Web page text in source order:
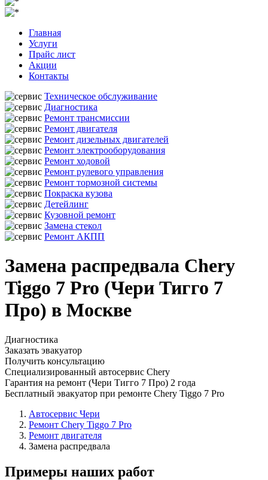
Главная
Услуги
Прайс лист
Акции
Контакты
Техническое обслуживание
Диагностика
Ремонт трансмиссии
Ремонт двигателя
Ремонт дизельных двигателей
Ремонт электрооборудования
Ремонт ходовой
Ремонт рулевого управления
Ремонт тормозной системы
Покраска кузова
Детейлинг
Кузовной ремонт
Замена стекол
Ремонт АКПП
Замена распредвала Chery
Tiggo 7 Pro (Чери Тигго 7
Про) в Москве
Диагностика
Заказать эвакуатор
Получить консультацию
Специализированный автосервис Chery
Гарантия на ремонт (Чери Тигго 7 Про) 2 года
Бесплатный эвакуатор при ремонте Chery Tiggo 7 Pro
Автосервис Чери
Ремонт Chery Tiggo 7 Pro
Ремонт двигателя
Замена распредвала
Примеры наших работ